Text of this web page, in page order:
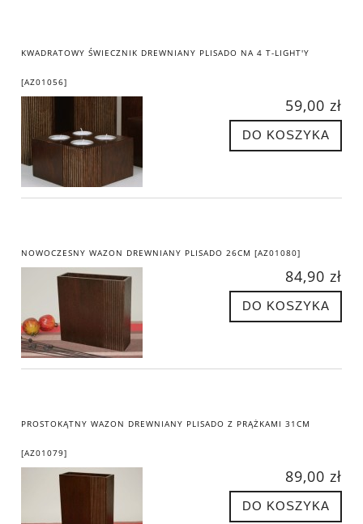
KWADRATOWY ŚWIECZNIK DREWNIANY PLISADO NA 4 T-LIGHT'Y
[AZ01056]
59,00 zł
DO KOSZYKA
NOWOCZESNY WAZON DREWNIANY PLISADO 26CM [AZ01080]
84,90 zł
DO KOSZYKA
PROSTOKĄTNY WAZON DREWNIANY PLISADO Z PRĄŻKAMI 31CM
[AZ01079]
89,00 zł
DO KOSZYKA